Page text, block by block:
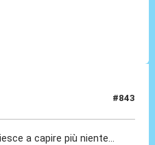
#843
a capire più niente...